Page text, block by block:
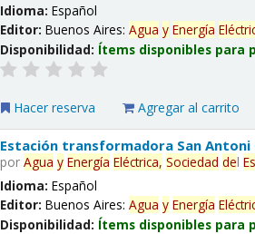
Idioma:Español
Editor:Buenos Aires:Agua y Energía
Disponibilidad: Ítems disponibles para
Hacer reserva Agregar al carrito
Estación transformadora San Antoni
porAgua y Energía Eléctrica, Sociedad del
Idioma:Español
Editor:Buenos Aires:Agua y Energía
Disponibilidad: Ítems disponibles para